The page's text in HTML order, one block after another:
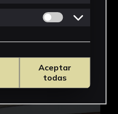
matriculados
característica de su
que resulta más
la entrada, que se abre
hacia la Avenida
cubre un espacio
Permitir cookies
Aceptar
todas